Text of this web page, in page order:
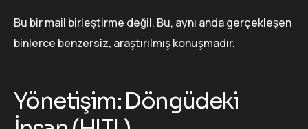
Bu bir mail birleştirme değil. Bu, aynı anda gerçekleşen
binlerce benzersiz, araştırılmış konuşmadır.
Yönetişim: Döngüdeki